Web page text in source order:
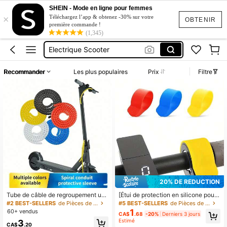
OBTENIR
×
SHEIN - Mode en ligne pour femmes
Téléchargez l’app & obtenez -30% sur votre
première commande !
(1,345)
Trottinette Electrique
Trotinette électrique
Electrique Scooter
Trottinette Electrique
Trotinette électrique
Recommander Les plus populaires Prix Filtre
Tube de câble de regroupement uni
versel, protecteur de câble, access
oires pour trottinette électrique com
t MAX G30 et plus
#2 BEST-SELLERS
de Pièces de skateboard
60+ vendus
CA$3.20
20% DE RÉDUCTION
[Étui de protection en silicone pour
scooter] Étui de protection en silico
ne convenant aux scooters Mi MAX
G30 / Mijia M365 / 1s / Pro / Pro2 /
ES Series | Couvre-protecteur univ
#5 BEST-SELLERS de Pièces de skateboard
CA$1.68 -20%
Derniers 3 jours
Estimé